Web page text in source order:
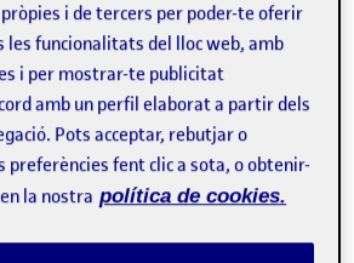
Definir la comunitat
30 març, 2022 8:33 am
-comentariel PAC 2.1. Definir la comunitat
pròpies i de tercers per poder-te oferir
funcionalitats del lloc web, amb
i per mostrar-te publicitat
amb un perfil elaborat a partir dels
Pots acceptar, rebutjar o
preferències fent clic a sota, o obtenir-
la nostra política de cookies.